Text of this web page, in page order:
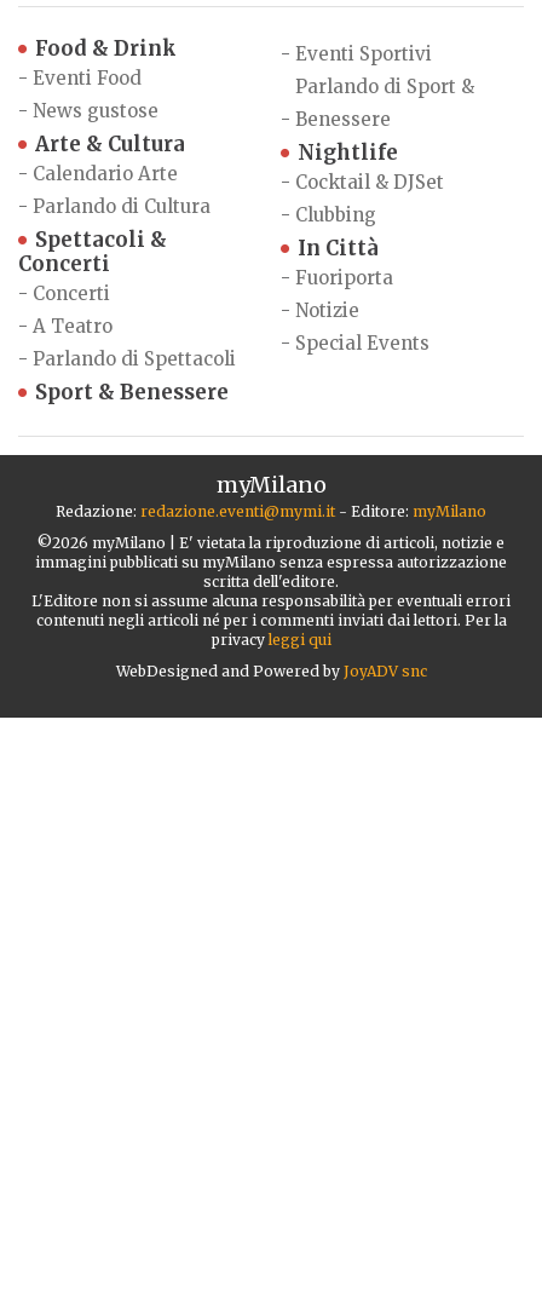
Food & Drink
- Eventi Food
- News gustose
Arte & Cultura
- Calendario Arte
- Parlando di Cultura
Spettacoli &
Concerti
- Concerti
- A Teatro
- Parlando di Spettacoli
Sport & Benessere
- Eventi Sportivi
-
Parlando di Sport &
Benessere
Nightlife
- Cocktail & DJSet
- Clubbing
In Città
- Fuoriporta
- Notizie
- Special Events
myMilano
Redazione: redazione.eventi@mymi.it- Editore: myMilano
©2026 myMilano | E' vietata la riproduzione di articoli, notizie e
immagini pubblicati su myMilano senza espressa autorizzazione
scritta dell'editore.
L'Editore non si assume alcuna responsabilità per eventuali errori
contenuti negli articoli né per i commenti inviati dai lettori. Per la
privacyleggi qui
WebDesigned and Powered by JoyADV snc